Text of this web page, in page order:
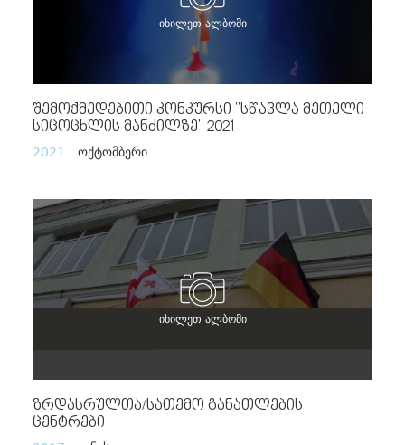
იხილეთ ალბომი
Შემოქმედებითი Კონკურსი "სწავლა Მეთელი
Სიცოცხლის Მანძილზე" 2021
2021 ოქტომბერი
იხილეთ ალბომი
Ზრდასრულთა/სათემო Განათლების
Ცენტრები